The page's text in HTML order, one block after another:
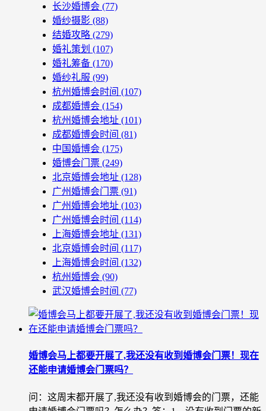
长沙婚博会 (77)
婚纱摄影 (88)
结婚攻略 (279)
婚礼策划 (107)
婚礼筹备 (170)
婚纱礼服 (99)
杭州婚博会时间 (107)
成都婚博会 (154)
杭州婚博会地址 (101)
成都婚博会时间 (81)
中国婚博会 (175)
婚博会门票 (249)
北京婚博会地址 (128)
广州婚博会门票 (91)
广州婚博会地址 (103)
广州婚博会时间 (114)
上海婚博会地址 (131)
北京婚博会时间 (117)
上海婚博会时间 (132)
杭州婚博会 (90)
武汉婚博会时间 (77)
婚博会马上都要开展了,我还没有收到婚博会门票！现在
还能申请婚博会门票吗？
问：这周末都开展了,我还没有收到婚博会的门票，还能